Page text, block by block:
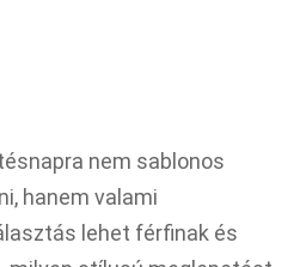
nem sablonos
hanem valami
lehet férfinak és